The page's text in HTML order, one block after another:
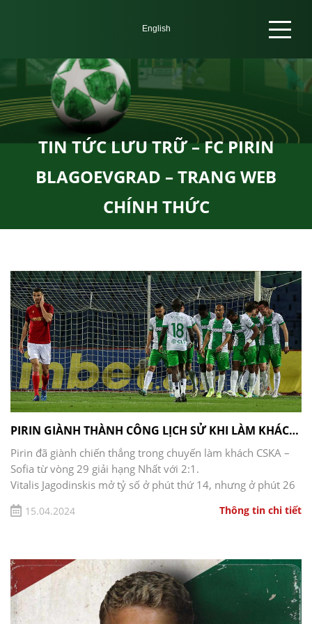
TIN TỨC LƯU TRỮ – FC PIRIN
BLAGOEVGRAD – TRANG WEB
CHÍNH THỨC
PIRIN GIÀNH THÀNH CÔNG LỊCH SỬ KHI LÀM KHÁCH CỦA CSKA …
Pirin đã giành chiến thắng trong chuyến làm khách CSKA –
Sofia từ vòng 29 giải hạng Nhất với 2:1.
Vitalis Jagodinskis mở tỷ số ở phút thứ 14, nhưng ở phút 26
Fernando Karanga đã gỡ hòa. Phút 79, Ivan Tasev ghi bàn ấn
định chiến thắng sau cú sút nổi tiếng bằng chân phải.
và tiếp tục phong độ tốt trong suốt mùa giải. 2024 năm dưới
sự lãnh đạo của Alexander Babich.
cska – Sofia 1:2 Pirin (Blagoevgrad)
Phút 14, Pirin gây sốc cho đội chủ nhà, khám phá kết quả
15.04.2024 Thông tin chi tiết